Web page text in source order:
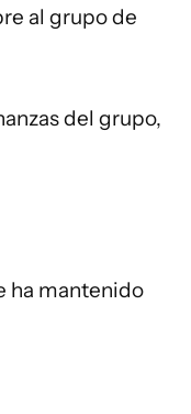
al grupo de
del grupo,
ha mantenido